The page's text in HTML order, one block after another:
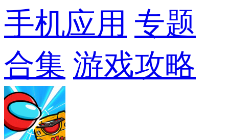
手机应用 专题
合集 游戏攻略